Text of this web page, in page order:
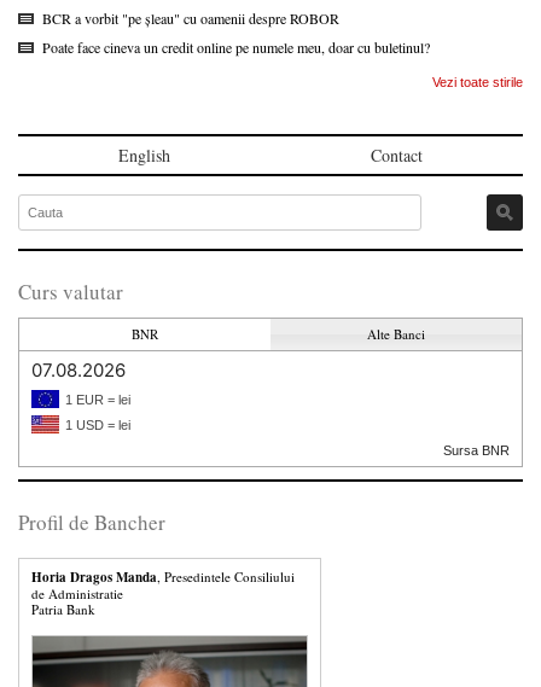
BCR a vorbit "pe șleau" cu oamenii despre ROBOR
Poate face cineva un credit online pe numele meu, doar cu buletinul?
Vezi toate stirile
English Contact
Curs valutar
BNR Alte Banci
07.08.2026
1 EUR = lei
1 USD = lei
Sursa BNR
Profil de Bancher
Horia Dragos Manda , Presedintele Consiliului
de Administratie
Patria Bank